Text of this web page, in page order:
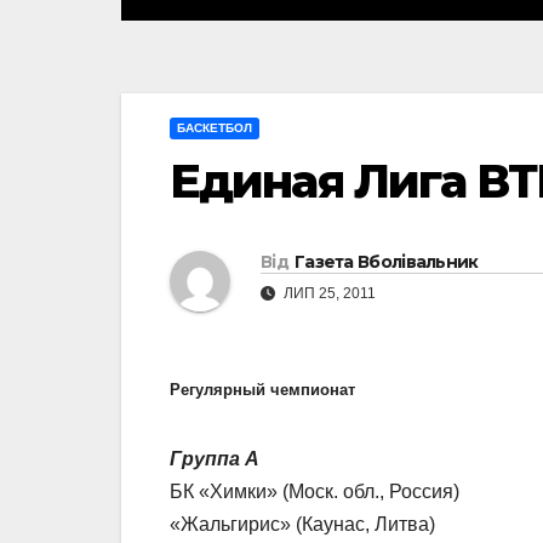
БАСКЕТБОЛ
Единая Лига
Від Газета Вболівальник
ЛИП 25, 2011
Регулярный чемпионат
Группа А
БК «Химки» (Моск. обл., Россия)
«Жальгирис» (Каунас, Литва)